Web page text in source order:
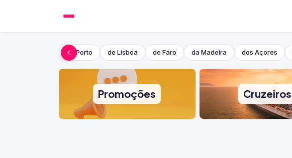
do Porto de Lisboa de Faro da Madeira dos Açores
Promoções Cruzeiros